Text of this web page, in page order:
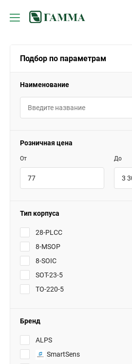
Подбор по параметрам
Наименование
Розничная цена
От До
Тип корпуса
28-PLCC
8-MSOP
8-SOIC
SOT-23-5
TO-220-5
Бренд
ALPS
SmartSens